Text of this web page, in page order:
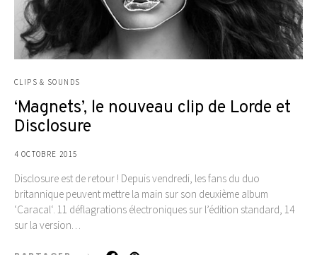
CLIPS & SOUNDS
‘Magnets’, le nouveau clip de Lorde et
Disclosure
4 OCTOBRE 2015
Disclosure est de retour ! Depuis vendredi, les fans du duo
britannique peuvent mettre la main sur son deuxième album
‘Caracal‘. 11 déflagrations électroniques sur l’édition standard, 14
sur la version…